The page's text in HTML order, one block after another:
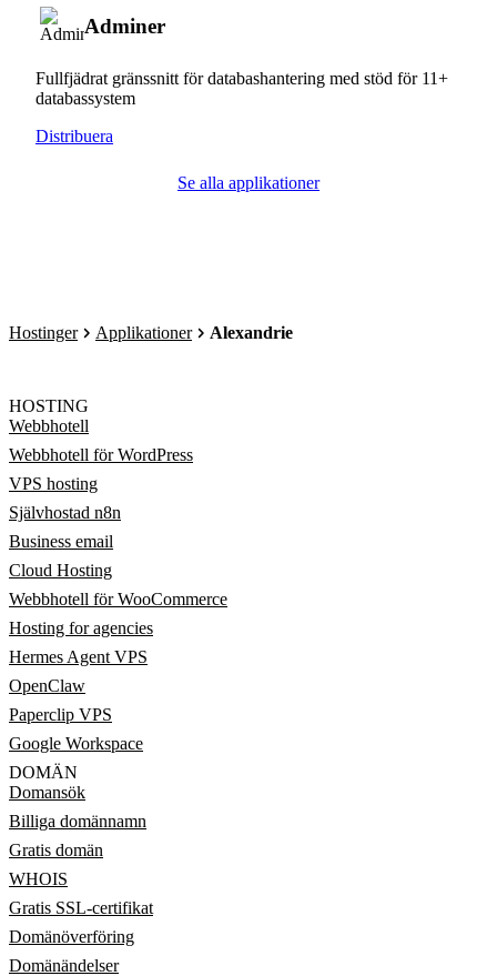
Adminer
Fullfjädrat gränssnitt för databashantering med stöd för 11+
databassystem
Distribuera
Se alla applikationer
Hostinger Applikationer Alexandrie
HOSTING
Webbhotell
Webbhotell för WordPress
VPS hosting
Självhostad n8n
Business email
Cloud Hosting
Webbhotell för WooCommerce
Hosting for agencies
Hermes Agent VPS
OpenClaw
Paperclip VPS
Google Workspace
DOMÄN
Domansök
Billiga domännamn
Gratis domän
WHOIS
Gratis SSL-certifikat
Domänöverföring
Domänändelser